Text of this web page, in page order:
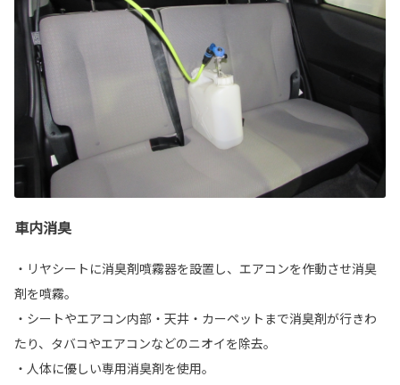
車内消臭
・リヤシートに消臭剤噴霧器を設置し、エアコンを作動させ消臭
剤を噴霧。
・シートやエアコン内部・天井・カーペットまで消臭剤が行きわ
たり、タバコやエアコンなどのニオイを除去。
・人体に優しい専用消臭剤を使用。